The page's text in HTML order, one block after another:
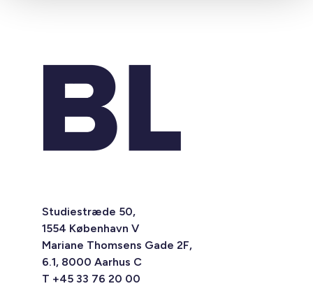
Studiestræde 50,
1554 København V
Mariane Thomsens Gade 2F,
6.1, 8000 Aarhus C
T +45 33 76 20 00